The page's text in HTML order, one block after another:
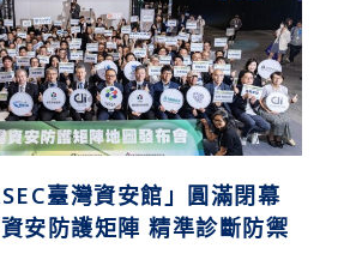
臺灣資安館」圓滿閉幕
安防護矩陣 精準診斷防禦